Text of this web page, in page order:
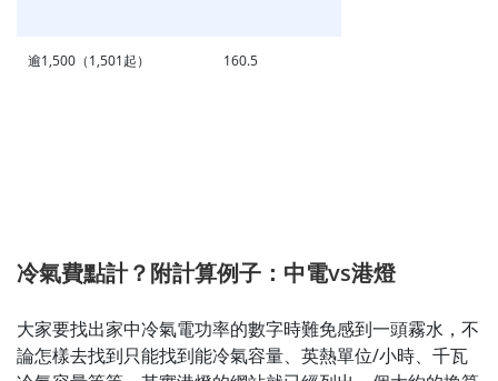
逾1,500（1,501起） 160.5
冷氣費點計？附計算例子：中電vs港燈
大家要找出家中冷氣電功率的數字時難免感到一頭霧水，不
論怎樣去找到只能找到能冷氣容量、英熱單位/小時、千瓦